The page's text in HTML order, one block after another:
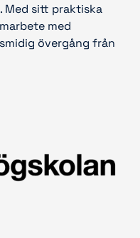
Med sitt praktiska
med
övergång från